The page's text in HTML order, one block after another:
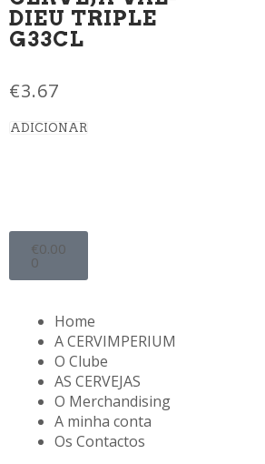
DIEU TRIPLE
G33CL
€3.67
ADICIONAR
€0.00
0
Home
A CERVIMPERIUM
O Clube
AS CERVEJAS
O Merchandising
A minha conta
Os Contactos